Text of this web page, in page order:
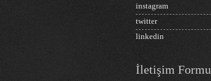
instagram
twitter
linkedin
İletişim Formu